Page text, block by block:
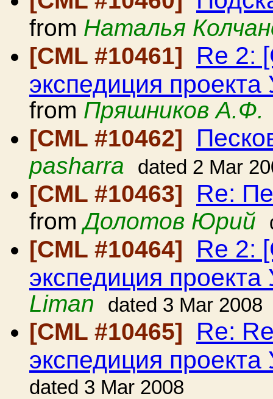
from Наталья
[CML #10461]
Re 2:
экспедиция
from Пряшников А.Ф.
[CML #10462]
pasharra dated 2 Mar
[CML #10463] Re:
fromДолотов Юрий
[CML #10464] Re 2:
экспедиция
Liman
dated 3 Mar 2008
[CML #10465] Re:
экспедиция
dated 3 Mar 2008